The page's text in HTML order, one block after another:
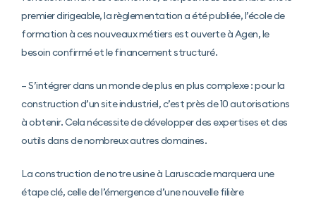
premier dirigeable, la règlementation a été publiée, l’école de
formation à ces nouveaux métiers est ouverte à Agen, le
besoin confirmé et le financement structuré.
– S’intégrer dans un monde de plus en plus complexe : pour la
construction d’un site industriel, c’est près de 10 autorisations
à obtenir. Cela nécessite de développer des expertises et des
outils dans de nombreux autres domaines.
La construction de notre usine à Laruscade marquera une
étape clé, celle de l’émergence d’une nouvelle filière